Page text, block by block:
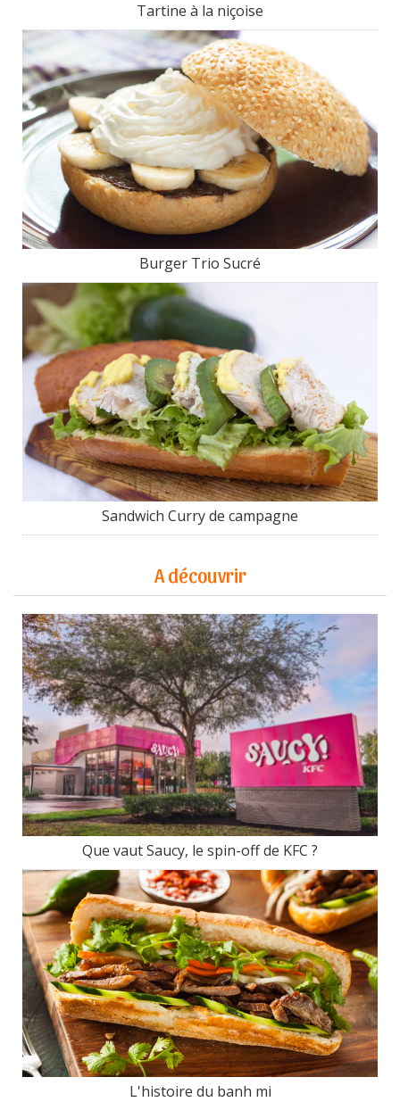
Tartine à la niçoise
Burger Trio Sucré
Sandwich Curry de campagne
A découvrir
Que vaut Saucy, le spin-off de KFC ?
L'histoire du banh mi